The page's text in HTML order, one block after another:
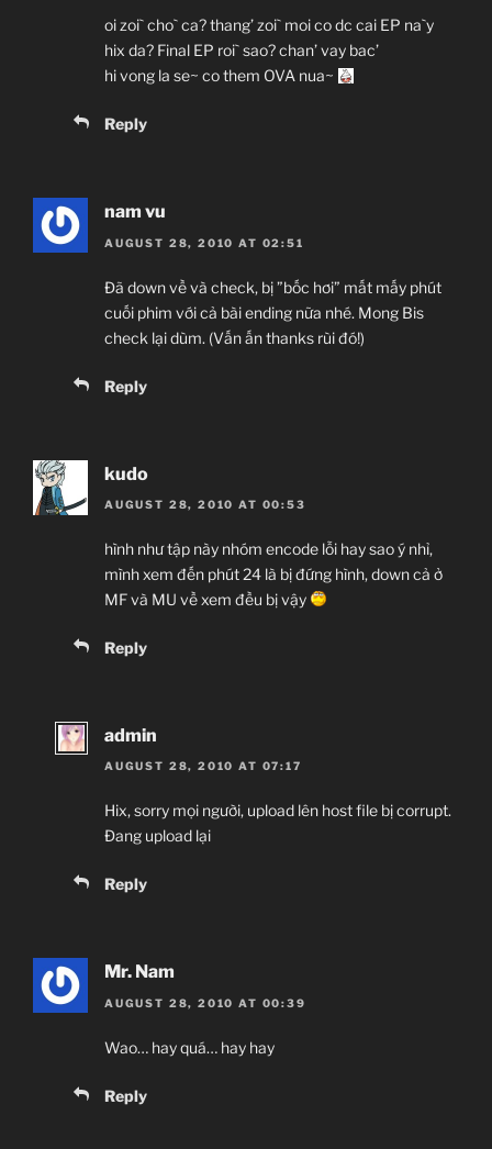
oi zoi` cho` ca? thang’ zoi` moi co dc cai EP na`y
hix da? Final EP roi` sao? chan’ vay bac’
hi vong la se~ co them OVA nua~
Reply
nam vu
AUGUST 28, 2010 AT 02:51
Đã down về và check, bị ”bốc hơi” mất mấy phút
cuối phim với cả bài ending nữa nhé. Mong Bis
check lại dùm. (Vấn ấn thanks rùi đó!)
Reply
kudo
AUGUST 28, 2010 AT 00:53
hình như tập này nhóm encode lỗi hay sao ý nhỉ,
mình xem đến phút 24 là bị đứng hình, down cả ở
MF và MU về xem đều bị vậy
Reply
admin
AUGUST 28, 2010 AT 07:17
Hix, sorry mọi người, upload lên host file bị corrupt.
Đang upload lại
Reply
Mr. Nam
AUGUST 28, 2010 AT 00:39
Wao… hay quá… hay hay
Reply